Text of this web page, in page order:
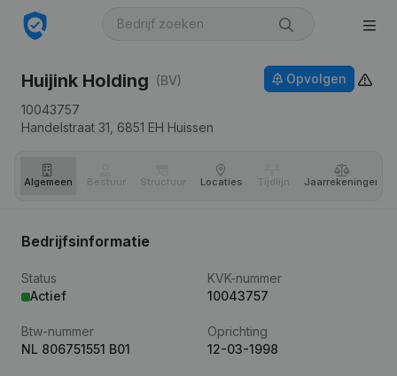
Huijink Holding (BV)
10043757
Handelstraat 31, 6851 EH Huissen
Opvolgen
Algemeen Bestuur Structuur Locaties Tijdlijn Jaar­rekeningen
Bedrijfsinformatie
Status
Actief
KVK-nummer
10043757
Btw-nummer
NL 806751551 B01
Oprichting
12-03-1998